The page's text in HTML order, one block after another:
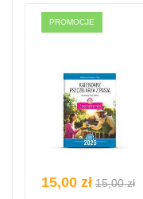
PROMOCJE
15,00 zł 15,00 zł